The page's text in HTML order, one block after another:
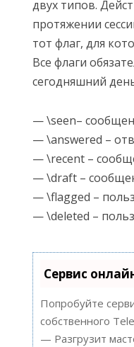
двух типов.
протяжении
тот флаг, для
Все флаги
сегодняшний
— \seen–
— \answered –
— \recent –
— \draft –
— \flagged –
— \deleted –
Сервис
Попробуйте
собственного
— Разгрузит